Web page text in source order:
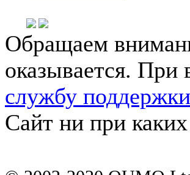
Обращаем
оказывается. При
службу поддержки
Сайт ни при